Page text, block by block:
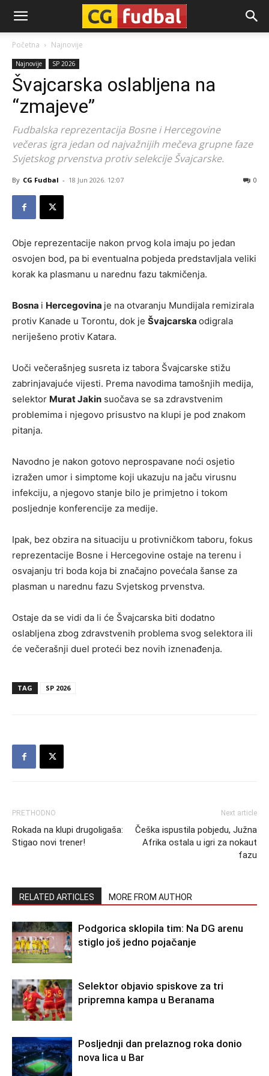
CG-
Fudbal
Početna Najnovije
Najnovije SP 2026
Švajcarska oslabljena na
“zmajeve”
Fudbalska reprezentacija Bosne i Hercegovine
večeras igra jedan od najvažnijih mečeva grupne faze
Svjetskog prvenstva protiv selekcije Švajcarske.
By CG Fudbal - 18 Jun 2026. 12:07 0
Obje reprezentacije nakon prvog kola imaju po jedan
osvojen bod, pa bi eventualna pobjeda predstavljala veliki
korak ka plasmanu u narednu fazu takmičenja.
Bosna i Hercegovina je na otvaranju Mundijala remizirala
protiv Kanade u Torontu, dok je Švajcarska odigrala
neriješeno protiv Katara.
Uoči večerašnjeg susreta iz tabora Švajcarske stižu
zabrinjavajuće vijesti. Prema navodima tamošnjih medija,
selektor Murat Jakin suočava se sa zdravstvenim
problemima i njegovo prisustvo na klupi je pod znakom
pitanja.
Navodno je nakon gotovo neprospavane noći osjetio
izražen umor i simptome koji ukazuju na jaču virusnu
infekciju, a njegovo stanje bilo je primjetno i tokom
posljednje konferencije za medije.
Ipak, bez obzira na situaciju u protivničkom taboru, fokus
reprezentacije Bosne i Hercegovine ostaje na terenu i
osvajanju tri boda koja bi značajno povećala šanse za
plasman u narednu fazu Svjetskog prvenstva.
Ostaje da se vidi da li će Švajcarska biti dodatno
oslabljena zbog zdravstvenih problema svog selektora ili
će večerašnji duel proteći bez novih iznenađenja.
TAG SP 2026
PRETHODNO
Rokada na klupi drugoligaša:
Stigao novi trener!
Next article
Češka ispustila pobjedu, Južna
Afrika ostala u igri za nokaut
fazu
RELATED ARTICLES MORE FROM AUTHOR
Podgorica sklopila tim: Na DG arenu
stiglo još jedno pojačanje
Selektor objavio spiskove za tri
pripremna kampa u Beranama
Posljednji dan prelaznog roka donio
nova lica u Bar